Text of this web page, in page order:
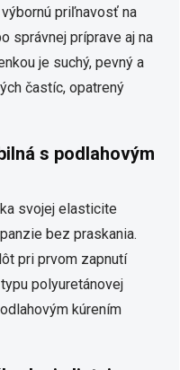
priľnavosť na
správnej príprave aj na
je suchý, pevný a
častíc, opatrený
s podlahovým
svojej elasticite
bez praskania.
pri prvom zapnutí
polyuretánovej
kúrením